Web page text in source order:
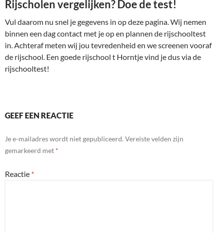
Rijscholen vergelijken? Doe de test!
Vul daarom nu snel je gegevens in op deze pagina. Wij nemen
binnen een dag contact met je op en plannen de rijschooltest
in. Achteraf meten wij jou tevredenheid en we screenen vooraf
de rijschool. Een goede rijschool t Horntje vind je dus via de
rijschooltest!
GEEF EEN REACTIE
Je e-mailadres wordt niet gepubliceerd. Vereiste velden zijn
gemarkeerd met *
Reactie *